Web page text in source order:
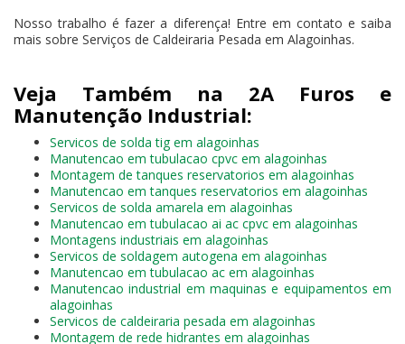
Nosso trabalho é fazer a diferença! Entre em contato e saiba
mais sobre Serviços de Caldeiraria Pesada em Alagoinhas.
Veja Também na 2A Furos e
Manutenção Industrial:
Servicos de solda tig em alagoinhas
Manutencao em tubulacao cpvc em alagoinhas
Montagem de tanques reservatorios em alagoinhas
Manutencao em tanques reservatorios em alagoinhas
Servicos de solda amarela em alagoinhas
Manutencao em tubulacao ai ac cpvc em alagoinhas
Montagens industriais em alagoinhas
Servicos de soldagem autogena em alagoinhas
Manutencao em tubulacao ac em alagoinhas
Manutencao industrial em maquinas e equipamentos em
alagoinhas
Servicos de caldeiraria pesada em alagoinhas
Montagem de rede hidrantes em alagoinhas